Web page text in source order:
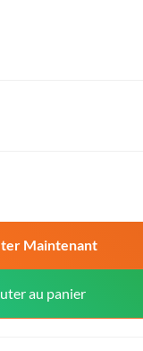
Maintenant
au panier